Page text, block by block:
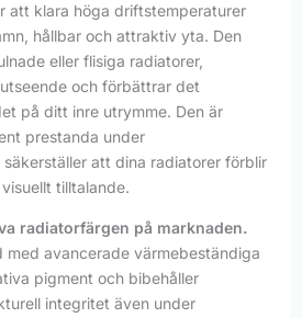
att klara höga driftstemperaturer
hållbar och attraktiv yta. Den
eller flisiga radiatorer,
och förbättrar det
på ditt inre utrymme. Den är
prestanda under
att dina radiatorer förblir
tilltalande.
radiatorfärgen på marknaden.
med avancerade värmebeständiga
pigment och bibehåller
integritet även under